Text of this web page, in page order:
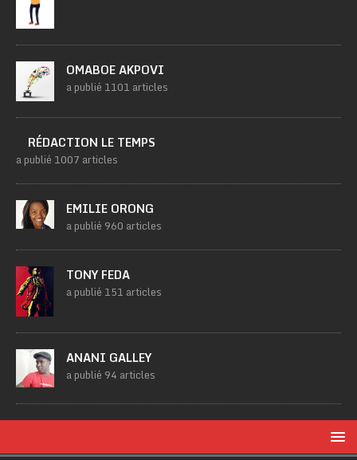
OMABOE AKPOVI
a publié 1101 articles
RÉDACTION LE TEMPS
a publié 1007 articles
EMILIE ORONG
a publié 960 articles
TONY FEDA
a publié 151 articles
ANANI GALLEY
a publié 94 articles